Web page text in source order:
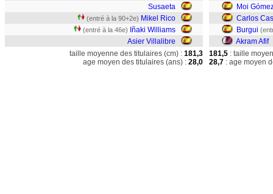
Susaeta
(entré à la 90+2e) Mikel Rico
(entré à la 46e) Iñaki Williams
Asier Villalibre
Moi
Carlos
Burgui
Akram Afif
taille moyenne des titulaires (cm) : 181,3
age moyen des titulaires (ans) : 28,0
181,5 : taille
28,7 : age moyen